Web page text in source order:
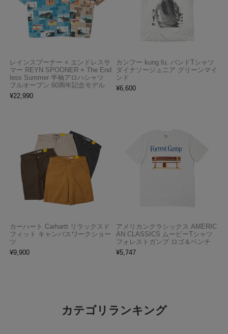
レインスプーナー × エンドレスサ
マー REYN SPOONER × The End
less Summer 半袖アロハシャツ
フルオープン 60周年記念モデル
¥22,990
カンフー kung fu. バンドTシャツ
ダイナソージュニア グリーンマイ
ンド
¥6,600
カーハート Carhartt リラックスド
フィット キャンバスワークショー
ツ
¥9,900
アメリカンクラシックス AMERIC
AN CLASSICS ムービーTシャツ
フォレストガンプ ロゴ＆ベンチ
¥5,747
カテゴリランキング